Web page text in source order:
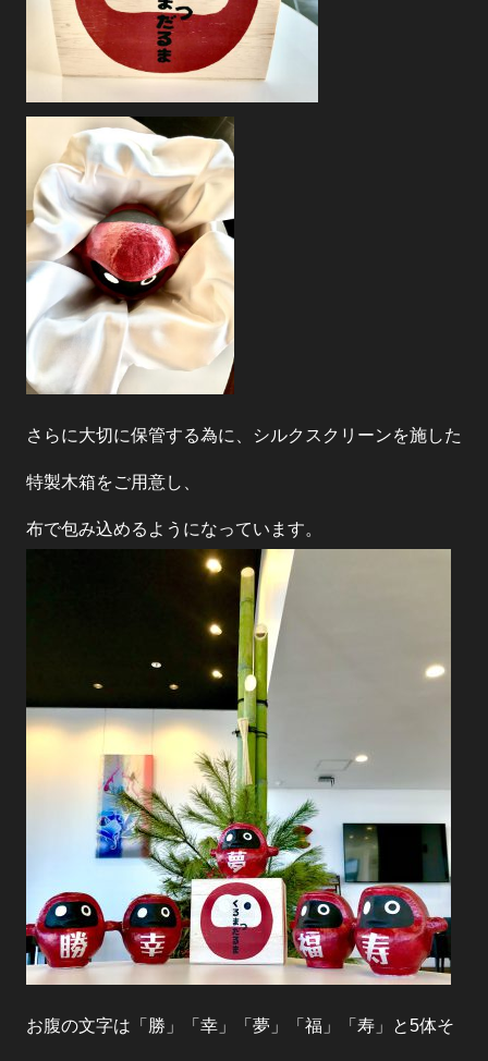
さらに大切に保管する為に、シルクスクリーンを施した
特製木箱をご用意し、
布で包み込めるようになっています。
お腹の文字は「勝」「幸」「夢」「福」「寿」と5体そ